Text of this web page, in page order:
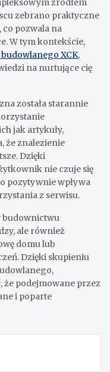
źródłem
zebrano praktyczne
pozwala na
W tym kontekście,
XCK,
na nurtujące cię
została starannie
jak artykuły,
że znalezienie
Dzięki
nie czuje się
pozytywnie wpływa
z serwisu.
budownictwu
ale również
domu lub
Dzięki skupieniu
że podejmowane przez
i poparte